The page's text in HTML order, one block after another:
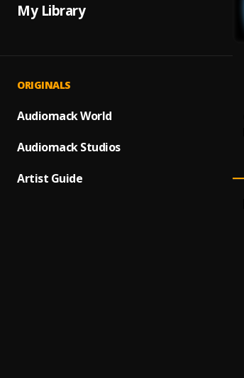
My Library
ORIGINALS
Audiomack World
Audiomack Studios
Artist Guide